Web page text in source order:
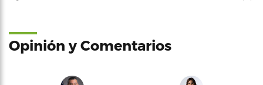
Opinión y Comentarios